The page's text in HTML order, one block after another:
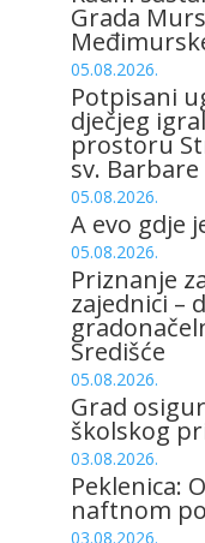
Grada
05.08.2026.
Potpisani
dječjeg
prostoru
sv. Barbare
05.08.2026.
A evo gdje
05.08.2026.
Priznanje
zajednici –
Središće
05.08.2026.
Grad
školskog
03.08.2026.
Peklenica:
naftnom
03.08.2026.